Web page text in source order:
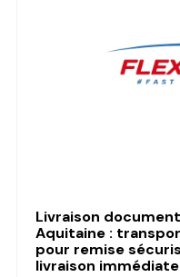
Livraison
Aquitaine :
pour remise
livraison